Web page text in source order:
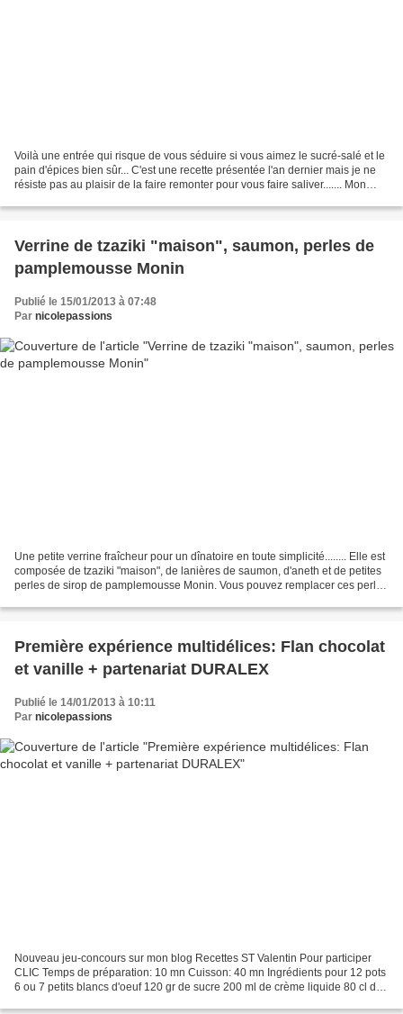
Voilà une entrée qui risque de vous séduire si vous aimez le sucré-salé et le
pain d'épices bien sûr... C'est une recette présentée l'an dernier mais je ne
résiste pas au plaisir de la faire remonter pour vous faire saliver....... Mon
Verrine de tzaziki "maison", saumon, perles de
pamplemousse Monin
Publié le 15/01/2013 à 07:48
Par nicolepassions
Une petite verrine fraîcheur pour un dînatoire en toute simplicité........ Elle est
composée de tzaziki "maison", de lanières de saumon, d'aneth et de petites
perles de sirop de pamplemousse Monin. Vous pouvez remplacer ces perles
Première expérience multidélices: Flan chocolat
et vanille + partenariat DURALEX
Publié le 14/01/2013 à 10:11
Par nicolepassions
Nouveau jeu-concours sur mon blog Recettes ST Valentin Pour participer
CLIC Temps de préparation: 10 mn Cuisson: 40 mn Ingrédients pour 12 pots
6 ou 7 petits blancs d'oeuf 120 gr de sucre 200 ml de crème liquide 80 cl de